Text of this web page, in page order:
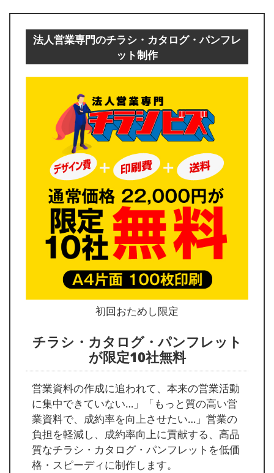
法人営業専門のチラシ・カタログ・パンフレ
ット制作
初回おためし限定
チラシ・カタログ・パンフレット
が限定10社無料
営業資料の作成に追われて、本来の営業活動
に集中できていない…」「もっと質の高い営
業資料で、成約率を向上させたい…」営業の
負担を軽減し、成約率向上に貢献する、高品
質なチラシ・カタログ・パンフレットを低価
格・スピーディに制作します。